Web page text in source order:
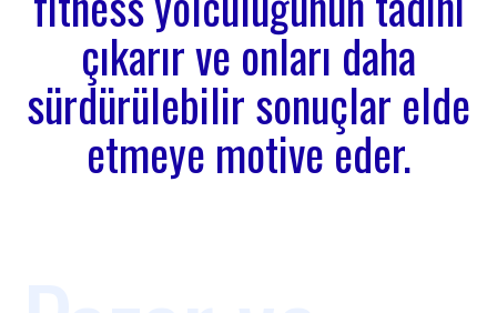
çıkarır ve onları daha
sürdürülebilir sonuçlar elde
etmeye motive eder.